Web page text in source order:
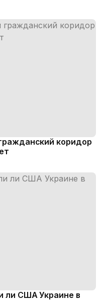
коридор
ли США Украине в